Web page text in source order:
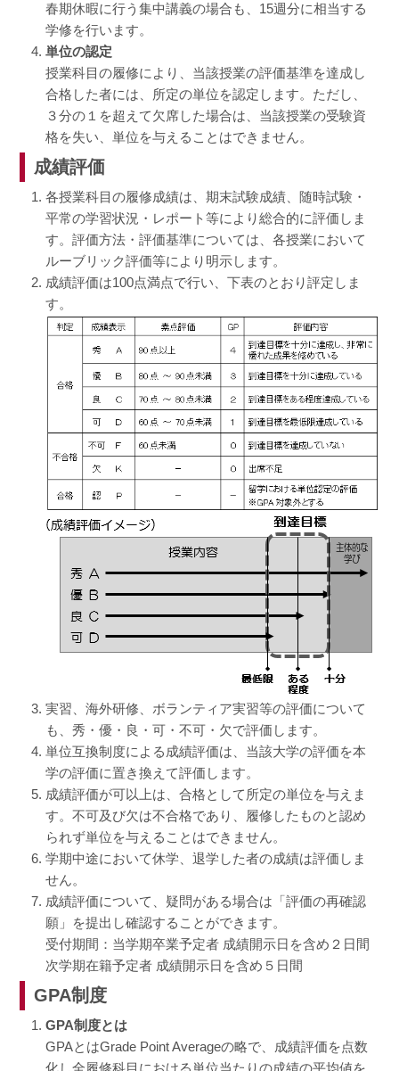
春期休暇に行う集中講義の場合も、15週分に相当する
学修を行います。
単位の認定
授業科目の履修により、当該授業の評価基準を達成し
合格した者には、所定の単位を認定します。ただし、
３分の１を超えて欠席した場合は、当該授業の受験資
格を失い、単位を与えることはできません。
成績評価
各授業科目の履修成績は、期末試験成績、随時試験・
平常の学習状況・レポート等により総合的に評価しま
す。評価方法・評価基準については、各授業において
ルーブリック評価等により明示します。
成績評価は100点満点で行い、下表のとおり評定しま
す。
実習、海外研修、ボランティア実習等の評価について
も、秀・優・良・可・不可・欠で評価します。
単位互換制度による成績評価は、当該大学の評価を本
学の評価に置き換えて評価します。
成績評価が可以上は、合格として所定の単位を与えま
す。不可及び欠は不合格であり、履修したものと認め
られず単位を与えることはできません。
学期中途において休学、退学した者の成績は評価しま
せん。
成績評価について、疑問がある場合は「評価の再確認
願」を提出し確認することができます。
受付期間：当学期卒業予定者 成績開示日を含め２日間
次学期在籍予定者 成績開示日を含め５日間
GPA制度
GPA制度とは
GPAとはGrade Point Averageの略で、成績評価を点数
化し全履修科目における単位当たりの成績の平均値を